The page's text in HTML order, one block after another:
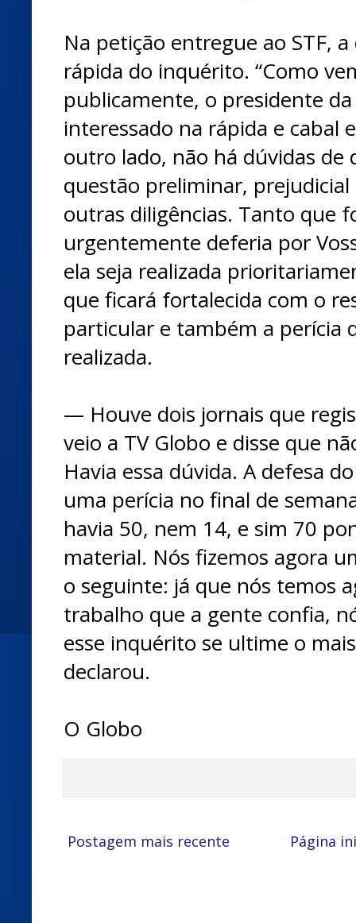
Na petição entregue ao STF,
rápida do inquérito. “Como
publicamente, o presidente
interessado na rápida e cabal
outro lado, não há dúvidas de
questão preliminar,
outras diligências. Tanto que
urgentemente deferia por
ela seja realizada
que ficará fortalecida com o
particular e também a perícia
realizada.
— Houve dois jornais que
veio a TV Globo e disse que
Havia essa dúvida. A defesa
uma perícia no final de
havia 50, nem 14, e sim 70
material. Nós fizemos agora
o seguinte: já que nós temos
trabalho que a gente confia,
esse inquérito se ultime o
declarou.
O Globo
Postagem mais recente Página